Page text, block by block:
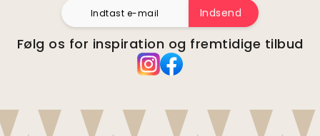
Indsend
Følg os for inspiration og fremtidige tilbud